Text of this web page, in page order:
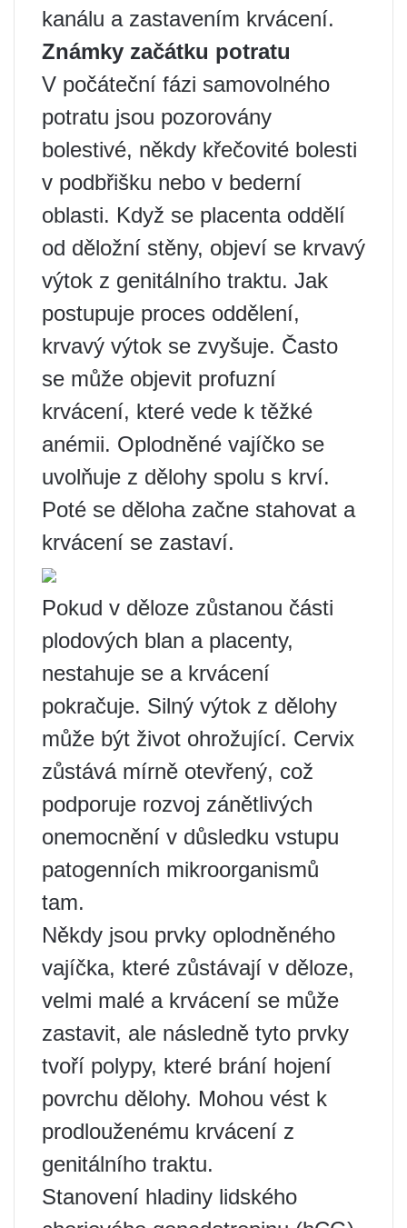
kanálu a zastavením krvácení.
Známky začátku potratu
V počáteční fázi samovolného
potratu jsou pozorovány
bolestivé, někdy křečovité bolesti
v podbřišku nebo v bederní
oblasti. Když se placenta oddělí
od děložní stěny, objeví se krvavý
výtok z genitálního traktu. Jak
postupuje proces oddělení,
krvavý výtok se zvyšuje. Často
se může objevit profuzní
krvácení, které vede k těžké
anémii. Oplodněné vajíčko se
uvolňuje z dělohy spolu s krví.
Poté se děloha začne stahovat a
krvácení se zastaví.
Pokud v děloze zůstanou části
plodových blan a placenty,
nestahuje se a krvácení
pokračuje. Silný výtok z dělohy
může být život ohrožující. Cervix
zůstává mírně otevřený, což
podporuje rozvoj zánětlivých
onemocnění v důsledku vstupu
patogenních mikroorganismů
tam.
Někdy jsou prvky oplodněného
vajíčka, které zůstávají v děloze,
velmi malé a krvácení se může
zastavit, ale následně tyto prvky
tvoří polypy, které brání hojení
povrchu dělohy. Mohou vést k
prodlouženému krvácení z
genitálního traktu.
Stanovení hladiny lidského